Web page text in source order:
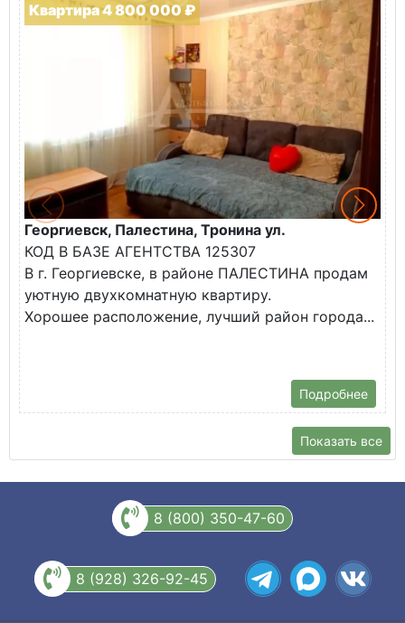
Квартира 4 800 000 ₽
Георгиевск, Палестина, Тронина ул.
КОД В БАЗЕ АГЕНТСТВА 125307
В г. Георгиевске, в районе ПАЛЕСТИНА продам
уютную двухкомнатную квартиру.
Хорошее расположение, лучший район города...
Подробнее
Показать все
8 (800) 350-47-60
8 (928) 326-92-45